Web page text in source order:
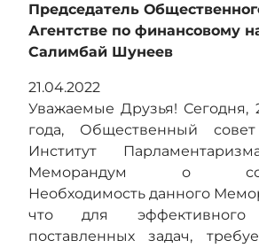
Председатель
Агентстве по финансовому
Салимбай Шунеев
21.04.2022
Уважаемые Друзья! Сегодня,
года, Общественный
Институт
Меморандум о
Необходимость данного
что для эффективного
поставленных задач,